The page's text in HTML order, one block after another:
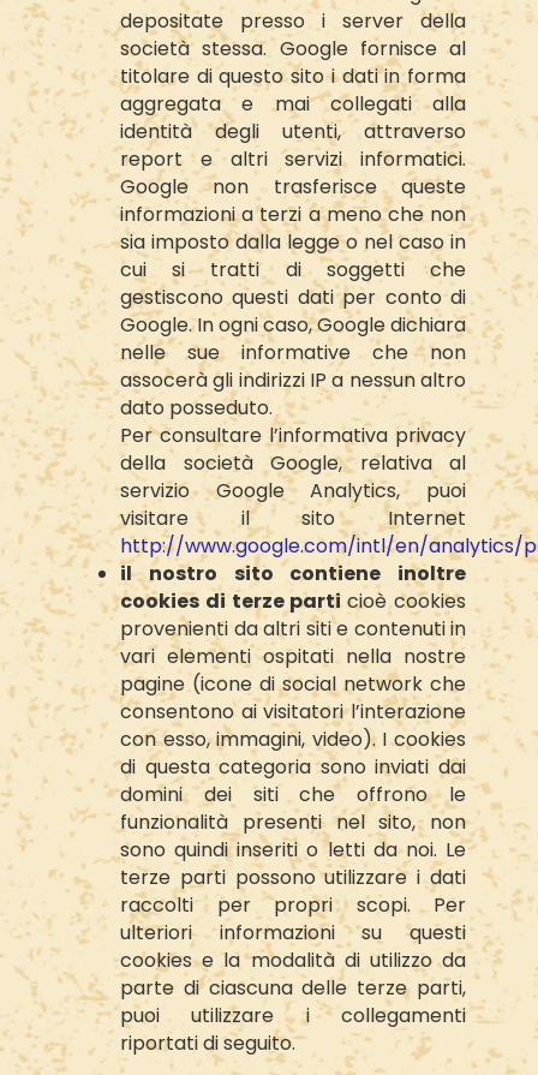
depositate presso i server della
società stessa. Google fornisce al
titolare di questo sito i dati in forma
aggregata e mai collegati alla
identità degli utenti, attraverso
report e altri servizi informatici.
Google non trasferisce queste
informazioni a terzi a meno che non
sia imposto dalla legge o nel caso in
cui si tratti di soggetti che
gestiscono questi dati per conto di
Google. In ogni caso, Google dichiara
nelle sue informative che non
assocerà gli indirizzi IP a nessun altro
dato posseduto.
Per consultare l’informativa privacy
della società Google, relativa al
servizio Google Analytics, puoi
visitare il sito Internet
http://www.google.com/intl/en/analytics/
il nostro sito contiene inoltre
cookies di terze particioè cookies
provenienti da altri siti e contenuti in
vari elementi ospitati nella nostre
pagine (icone di social network che
consentono ai visitatori l’interazione
con esso, immagini, video). I cookies
di questa categoria sono inviati dai
domini dei siti che offrono le
funzionalità presenti nel sito, non
sono quindi inseriti o letti da noi. Le
terze parti possono utilizzare i dati
raccolti per propri scopi. Per
ulteriori informazioni su questi
cookies e la modalità di utilizzo da
parte di ciascuna delle terze parti,
puoi utilizzare i collegamenti
riportati di seguito.